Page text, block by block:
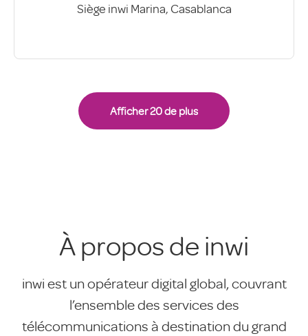
Siège inwi Marina, Casablanca
Afficher 20 de plus
À propos de inwi
inwi est un opérateur digital global, couvrant
l’ensemble des services des
télécommunications à destination du grand